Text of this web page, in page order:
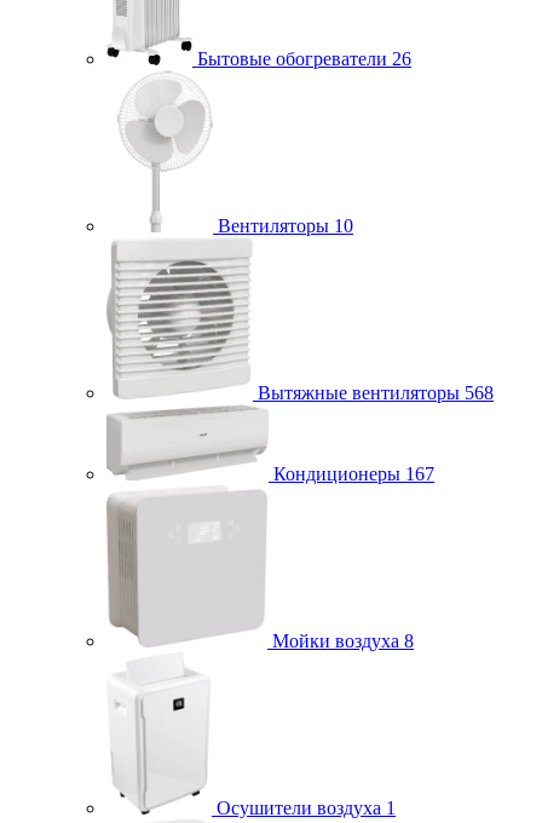
Бытовые обогреватели 26
Вентиляторы 10
Вытяжные вентиляторы 568
Кондиционеры 167
Мойки воздуха 8
Осушители воздуха 1